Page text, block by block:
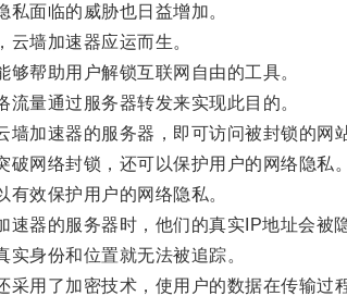
面临的威胁也日益增加。
墙加速器应运而生。
帮助用户解锁互联网自由的工具。
量通过服务器转发来实现此目的。
加速器的服务器，即可访问被封锁的网站
网络封锁，还可以保护用户的网络隐私。
效保护用户的网络隐私。
器的服务器时，他们的真实IP地址会被
身份和位置就无法被追踪。
用了加密技术，使用户的数据在传输过